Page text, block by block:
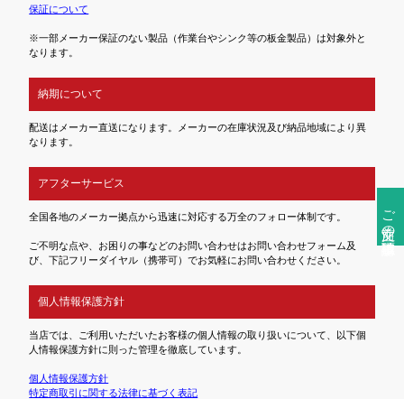
ご注文前の確認事項
保証について
※一部メーカー保証のない製品（作業台やシンク等の板金製品）は対象外と
なります。
納期について
配送はメーカー直送になります。メーカーの在庫状況及び納品地域により異
なります。
アフターサービス
全国各地のメーカー拠点から迅速に対応する万全のフォロー体制です。
ご不明な点や、お困りの事などのお問い合わせはお問い合わせフォーム及
び、下記フリーダイヤル（携帯可）でお気軽にお問い合わせください。
個人情報保護方針
当店では、ご利用いただいたお客様の個人情報の取り扱いについて、以下個
人情報保護方針に則った管理を徹底しています。
個人情報保護方針
特定商取引に関する法律に基づく表記